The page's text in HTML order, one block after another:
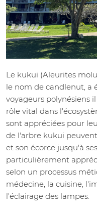
Le kukui (Aleurites
le nom de candlenut, a
voyageurs polynésiens
rôle vital dans
sont appréciées pour
de l'arbre kukui
et son écorce jusqu'à
particulièrement
selon un processus
médecine, la cuisine,
l'éclairage des lampes.